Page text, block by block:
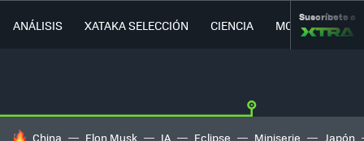
ANÁLISIS XATAKA SELECCIÓN CIENCIA MOVILIDAD
Suscríbete a
HOY SE HABLA DE
China Elon Musk IA Eclipse Miniserie Japón